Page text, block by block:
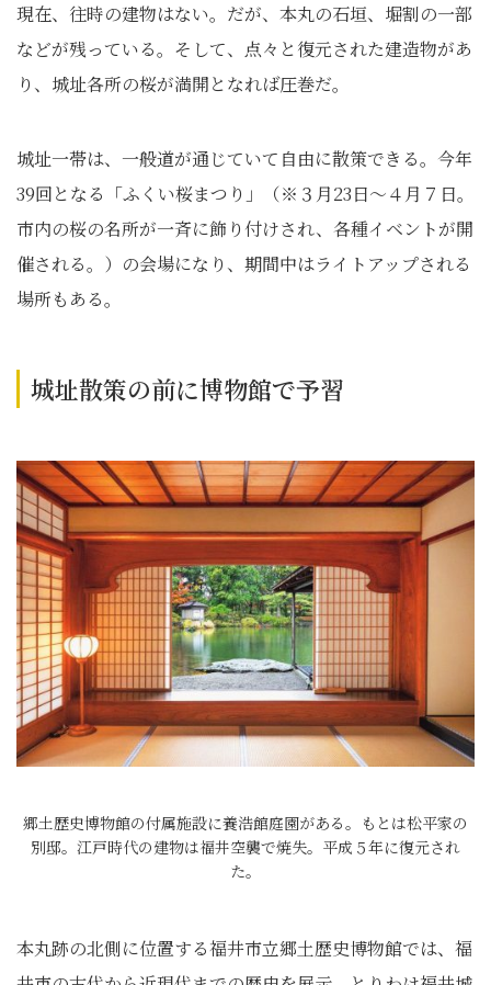
現在、往時の建物はない。だが、本丸の石垣、堀割の一部
などが残っている。そして、点々と復元された建造物があ
り、城址各所の桜が満開となれば圧巻だ。
城址一帯は、一般道が通じていて自由に散策できる。今年
39回となる「ふくい桜まつり」（※３月23日〜４月７日。
市内の桜の名所が一斉に飾り付けされ、各種イベントが開
催される。）の会場になり、期間中はライトアップされる
場所もある。
城址散策の前に博物館で予習
郷土歴史博物館の付属施設に養浩館庭園がある。もとは松平家の
別邸。江戸時代の建物は福井空襲で焼失。平成５年に復元され
た。
本丸跡の北側に位置する福井市立郷土歴史博物館では、福